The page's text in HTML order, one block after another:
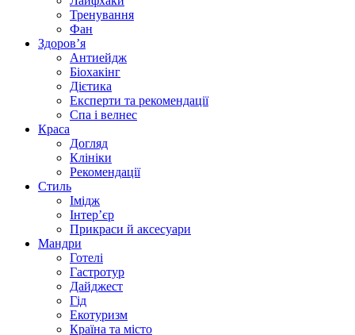
Тренування
Фан
Здоров’я
Антиейдж
Біохакінг
Дієтика
Експерти та рекомендації
Спа i велнес
Краса
Догляд
Клініки
Рекомендації
Стиль
Імідж
Інтер’єр
Прикраси й аксесуари
Мандри
Готелі
Гастротур
Дайджест
Гід
Екотуризм
Країна та місто